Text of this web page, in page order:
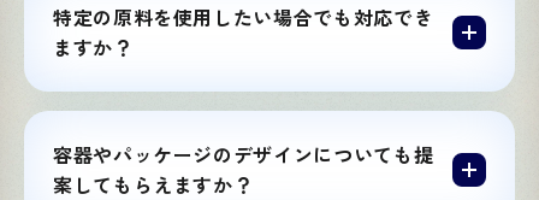
特定の原料を使用したい場合でも対応でき
ますか？
容器やパッケージのデザインについても提
案してもらえますか？